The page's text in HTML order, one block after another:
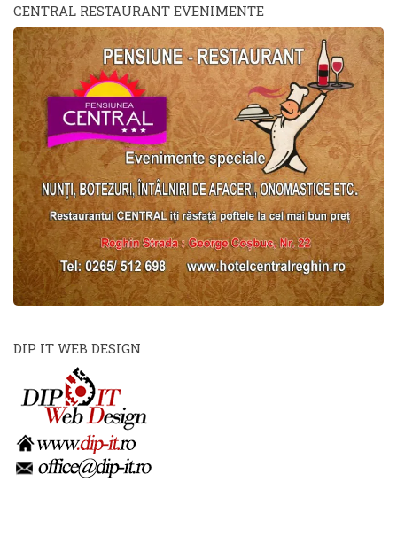
CENTRAL RESTAURANT EVENIMENTE
DIP IT WEB DESIGN